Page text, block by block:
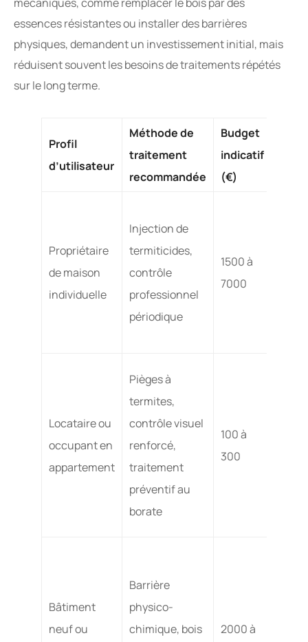
essences résistantes ou installer des barrières
physiques, demandent un investissement initial, mais
réduisent souvent les besoins de traitements répétés
sur le long terme.
Profil
d’utilisateur
Méthode de
traitement
recommandée
Budget
indicatif
(€)
Propriétaire
de maison
individuelle
Injection de
termiticides,
contrôle
professionnel
périodique
1500 à
7000
Locataire ou
occupant en
appartement
Pièges à
termites,
contrôle visuel
renforcé,
traitement
préventif au
borate
100 à
300
Bâtiment
neuf ou
Barrière
physico-
chimique, bois
2000 à